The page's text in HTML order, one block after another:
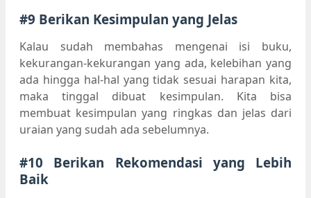
#9 Berikan Kesimpulan yang Jelas
Kalau sudah membahas mengenai isi buku,
kekurangan-kekurangan yang ada, kelebihan yang
ada hingga hal-hal yang tidak sesuai harapan kita,
maka tinggal dibuat kesimpulan. Kita bisa
membuat kesimpulan yang ringkas dan jelas dari
uraian yang sudah ada sebelumnya.
#10 Berikan Rekomendasi yang Lebih
Baik